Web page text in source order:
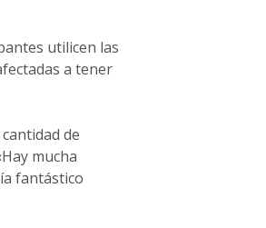
utilicen las
a tener
de
mucha
fantástico